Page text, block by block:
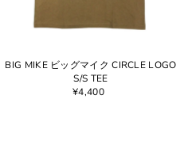
BIG MIKE ビッグマイク CIRCLE LOGO
S/S TEE
¥4,400